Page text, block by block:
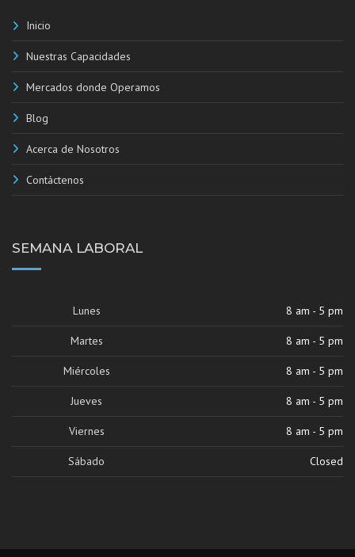
Inicio
Nuestras Capacidades
Mercados donde Operamos
Blog
Acerca de Nosotros
Contáctenos
SEMANA LABORAL
Lunes 8 am - 5 pm
Martes 8 am - 5 pm
Miércoles 8 am - 5 pm
Jueves 8 am - 5 pm
Viernes 8 am - 5 pm
Sábado Closed